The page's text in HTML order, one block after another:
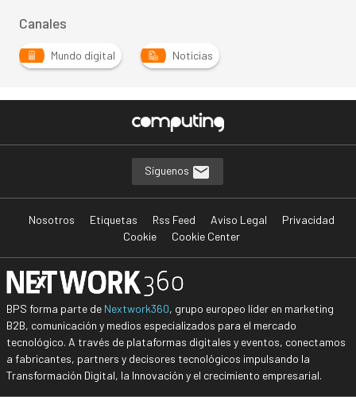
Canales
Mundo digital Noticias
Síguenos
Nosotros Etiquetas Rss Feed Aviso Legal
Privacidad
Cookie
Cookie Center
BPS forma parte de Nextwork360, grupo europeo líder en marketing
B2B, comunicación y medios especializados para el mercado
tecnológico. A través de plataformas digitales y eventos, conectamos
a fabricantes, partners y decisores tecnológicos impulsando la
Transformación Digital, la Innovación y el crecimiento empresarial.